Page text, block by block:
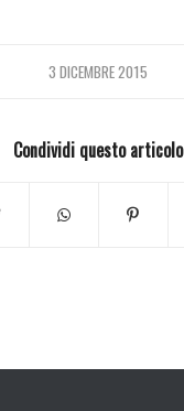
3 DICEMBRE 2015
Condividi questo articolo